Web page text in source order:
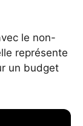
le non-
représente
un budget